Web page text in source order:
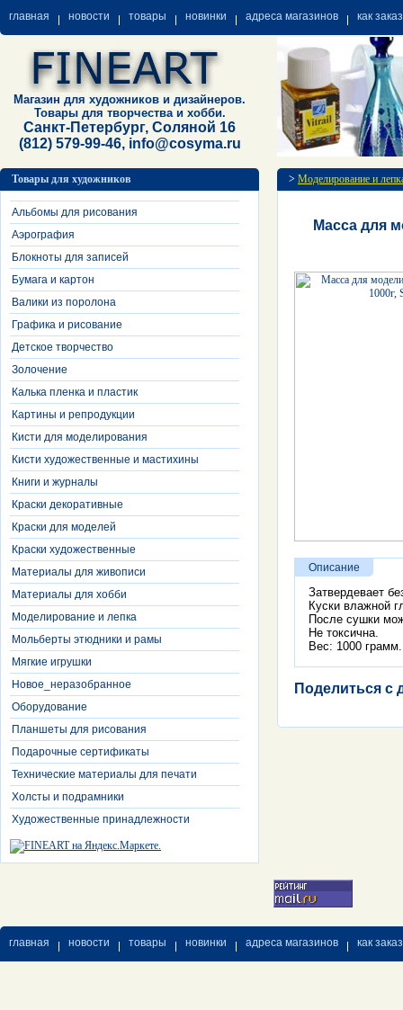
главная новости товары новинки адреса магазинов как
Магазин для художников и дизайнеров.
Товары для творчества и хобби.
Санкт-Петербург, Соляной 16
(812) 579-99-46, info@cosyma.ru
Товары для художников
Альбомы для рисования
Аэрография
Блокноты для записей
Бумага и картон
Валики из поролона
Графика и рисование
Детское творчество
Золочение
Калька пленка и пластик
Картины и репродукции
Кисти для моделирования
Кисти художественные и мастихины
Книги и журналы
Краски декоративные
Краски для моделей
Краски художественные
Материалы для живописи
Материалы для хобби
Моделирование и лепка
Мольберты этюдники и рамы
Мягкие игрушки
Новое_неразобранное
Оборудование
Планшеты для рисования
Подарочные сертификаты
Технические материалы для печати
Холсты и подрамники
Художественные принадлежности
> Моделирование и
Масса для
Описание
Затвердевает
Куски влажной
После сушки
Не токсична.
Вес: 1000 грамм.
Поделиться с
главная новости товары новинки адреса магазинов как